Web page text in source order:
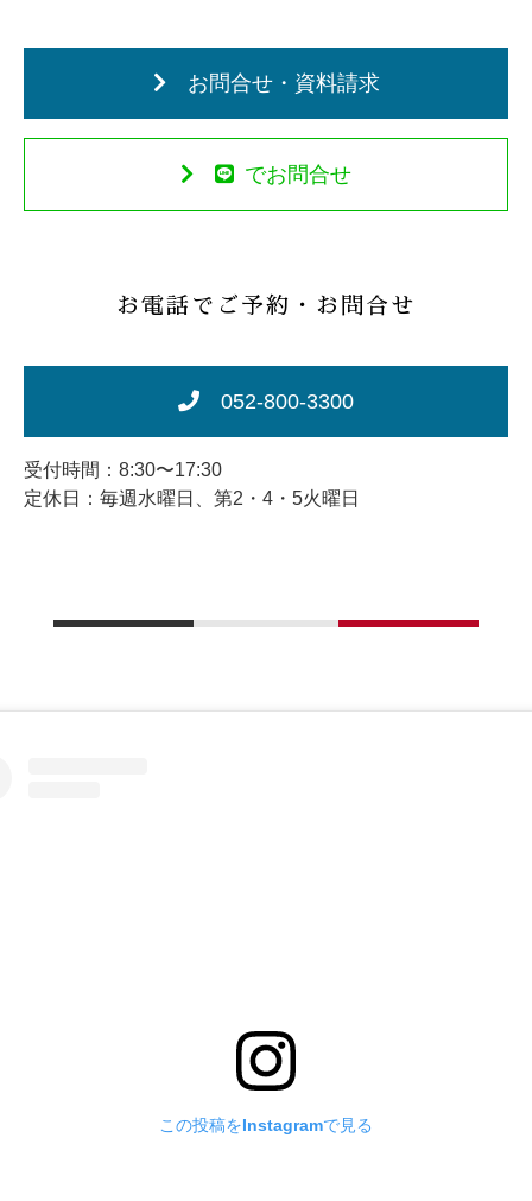
お問合せ・資料請求
でお問合せ
お電話でご予約・お問合せ
052-800-3300
受付時間：8:30〜17:30
定休日：毎週水曜日、第2・4・5火曜日
この投稿をInstagramで見る